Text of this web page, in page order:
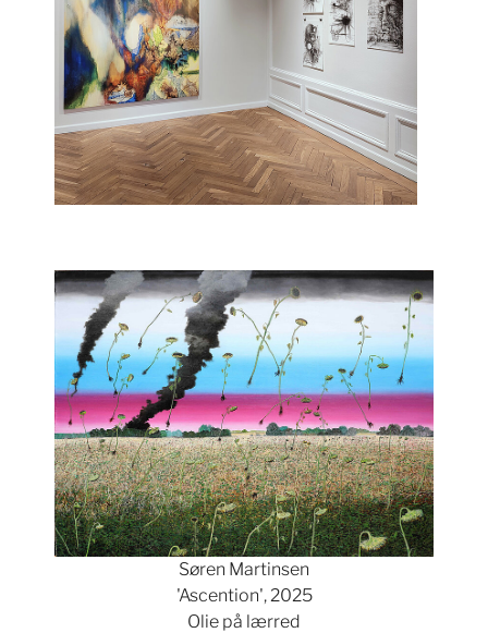
Søren Martinsen
'Ascention', 2025
Olie på lærred